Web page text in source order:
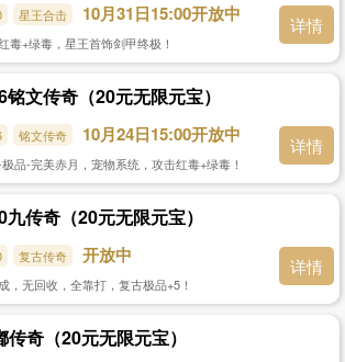
星王合击 10月31日15:00开放中 详情
毒+绿毒，星王首饰剑甲终极！
铭文传奇（20元无限元宝）
铭文传奇 10月24日15:00开放中 详情
品-完美赤月，宠物系统，攻击红毒+绿毒！
九传奇（20元无限元宝）
复古传奇 开放中 详情
，无回收，全靠打，复古极品+5！
传奇（20元无限元宝）